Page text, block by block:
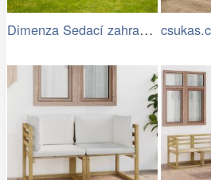
Dimenza Sedací zahradní souprava…